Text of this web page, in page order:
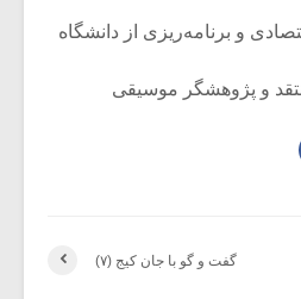
و برنامه‌ریزی از دانشگاه
و پژوهشگر موسیقی
گفت و گو با جان کیج (۷)